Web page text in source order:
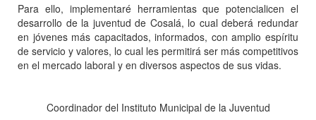
Para ello, implementaré herramientas que potencialicen el
desarrollo de la juventud de Cosalá, lo cual deberá redundar
en jóvenes más capacitados, informados, con amplio espíritu
de servicio y valores, lo cual les permitirá ser más competitivos
en el mercado laboral y en diversos aspectos de sus vidas.
Coordinador del Instituto Municipal de la Juventud